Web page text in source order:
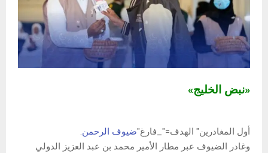
«نبض الخليج»
أول المغادرين" الهدف="_فارغ"ضيوف الرحمن.
وغادر الضيوف عبر مطار الأمير محمد بن عبد العزيز الدولي